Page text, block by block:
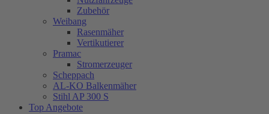
Zubehör
Weibang
Rasenmäher
Vertikutierer
Pramac
Stromerzeuger
Scheppach
AL-KO Balkenmäher
Stihl AP 300 S
Top Angebote